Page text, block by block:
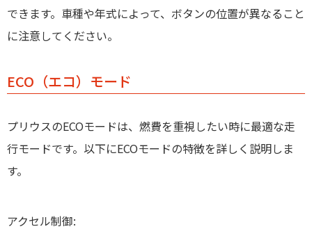
できます。車種や年式によって、ボタンの位置が異なること
に注意してください。
ECO（エコ）モード
プリウスのECOモードは、燃費を重視したい時に最適な走
行モードです。以下にECOモードの特徴を詳しく説明しま
す。
アクセル制御: